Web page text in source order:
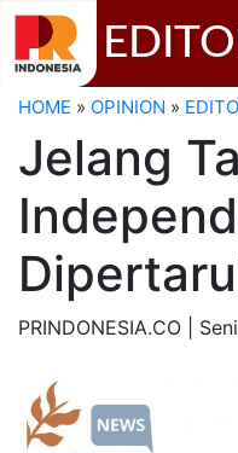
HOME » OPINION »
Jelang
PRINDONESIA.CO |